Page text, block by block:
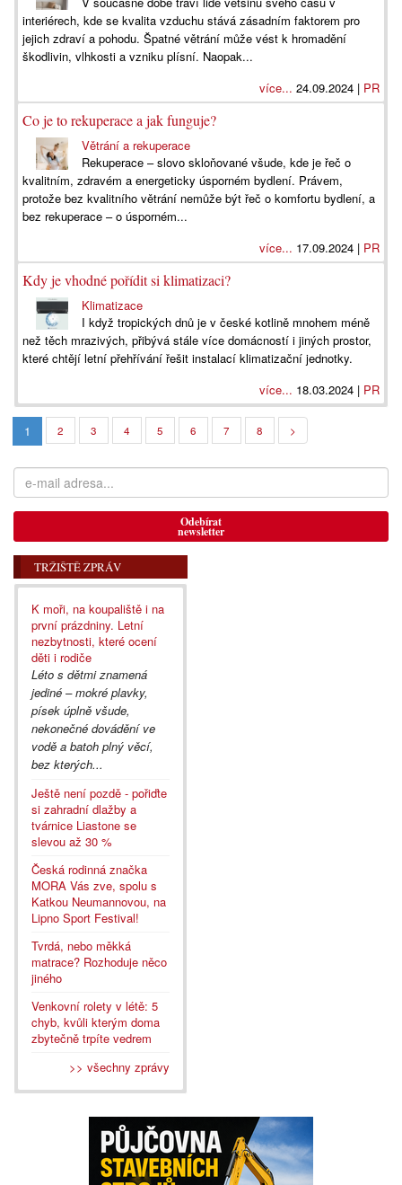
interiérech, kde se kvalita vzduchu stává zásadním faktorem pro
jejich zdraví a pohodu. Špatné větrání může vést k hromadění
škodlivin, vlhkosti a vzniku plísní. Naopak...
více... 24.09.2024 | PR
Co je to rekuperace a jak funguje?
Větrání a rekuperace
Rekuperace – slovo skloňované všude, kde je řeč o
kvalitním, zdravém a energeticky úsporném bydlení. Právem,
protože bez kvalitního větrání nemůže být řeč o komfortu bydlení, a
bez rekuperace – o úsporném...
více... 17.09.2024 | PR
Kdy je vhodné pořídit si klimatizaci?
Klimatizace
I když tropických dnů je v české kotlině mnohem méně
než těch mrazivých, přibývá stále více domácností i jiných prostor,
které chtějí letní přehřívání řešit instalací klimatizační jednotky.
více... 18.03.2024 | PR
1 2 3 4 5 6 7 8 >
Odebírat
newsletter
TRŽIŠTĚ ZPRÁV
K moři, na koupaliště i na
první prázdniny. Letní
nezbytnosti, které ocení
děti i rodiče
Léto s dětmi znamená
jediné – mokré plavky,
písek úplně všude,
nekonečné dovádění ve
vodě a batoh plný věcí,
bez kterých...
Ještě není pozdě - pořiďte
si zahradní dlažby a
tvárnice Liastone se
slevou až 30 %
Česká rodinná značka
MORA Vás zve, spolu s
Katkou Neumannovou, na
Lipno Sport Festival!
Tvrdá, nebo měkká
matrace? Rozhoduje něco
jiného
Venkovní rolety v létě: 5
chyb, kvůli kterým doma
zbytečně trpíte vedrem
>> všechny zprávy